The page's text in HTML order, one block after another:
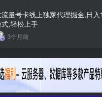
流量号卡线上独家代理掘金,日
,轻松上手
3个月前